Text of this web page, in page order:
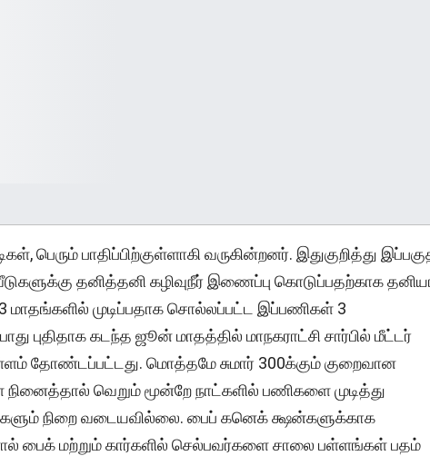
பாதிப்பிற்குள்ளாகி வருகின்றனர். இதுகுறித்து
தனித்தனி கழிவுநீர் இணைப்பு கொடுப்பதற்காக
முடிப்பதாக சொல்லப்பட்ட இப்பணிகள் 3
புதிதாக கடந்த ஜூன் மாதத்தில் மாநகராட்சி சார்பில் மீட்டர்
தோண்டப்பட்டது. மொத்தமே சுமார் 300க்கும் குறைவான
நினைத்தால் வெறும் மூன்றே நாட்களில் பணிகளை முடித்து
நிறை வடையவில்லை. பைப் கனெக் க்ஷன்களுக்காக
பைக் மற்றும் கார்களில் செல்பவர்களை சாலை பள்ளங்கள் பதம்